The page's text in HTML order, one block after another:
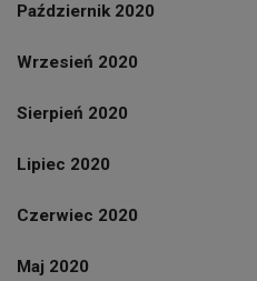
Październik 2020
Wrzesień 2020
Sierpień 2020
Lipiec 2020
Czerwiec 2020
Maj 2020